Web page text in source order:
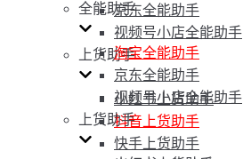
京东全能助手
视频号小店全能助手
上货助手
小红书上货助手
抖音上货助手
快手上货助手
全能助手
淘宝全能助手
京东全能助手
视频号小店全能助手
上货助手